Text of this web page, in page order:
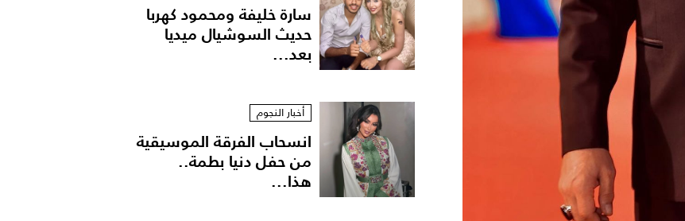
سارة خليفة ومحمود كهربا
حديث السوشيال ميديا
بعد...
أخبار النجوم
انسحاب الفرقة الموسيقية
من حفل دنيا بطمة..
هذا...